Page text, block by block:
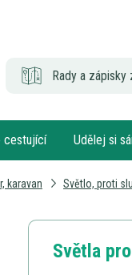
Rady a
cestující Udělej si
karavan Světlo, proti
Světla